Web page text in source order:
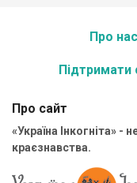
Про нас
Підтримати
Про сайт
«Україна Інкогніта» -
краєзнавства.